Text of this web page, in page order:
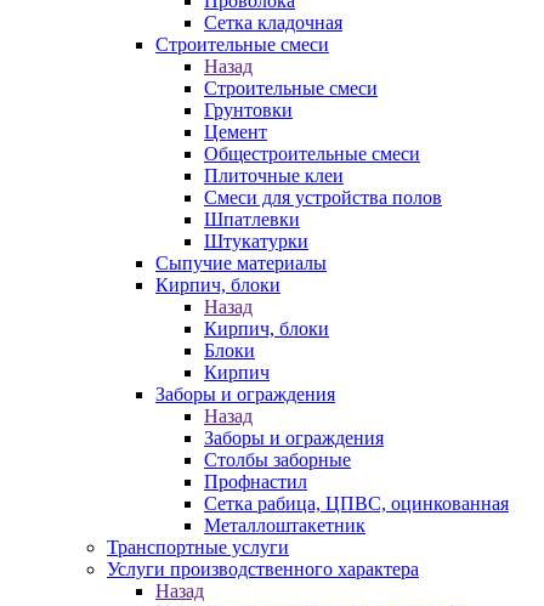
Сетка кладочная
Строительные смеси
Назад
Строительные смеси
Грунтовки
Цемент
Общестроительные смеси
Плиточные клеи
Смеси для устройства полов
Шпатлевки
Штукатурки
Сыпучие материалы
Кирпич, блоки
Назад
Кирпич, блоки
Блоки
Кирпич
Заборы и ограждения
Назад
Заборы и ограждения
Столбы заборные
Профнастил
Сетка рабица, ЦПВС, оцинкованная
Металлоштакетник
Транспортные услуги
Услуги производственного характера
Назад